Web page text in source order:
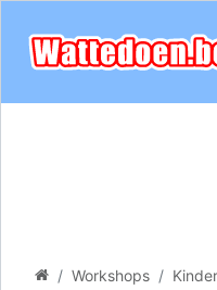
Workshops